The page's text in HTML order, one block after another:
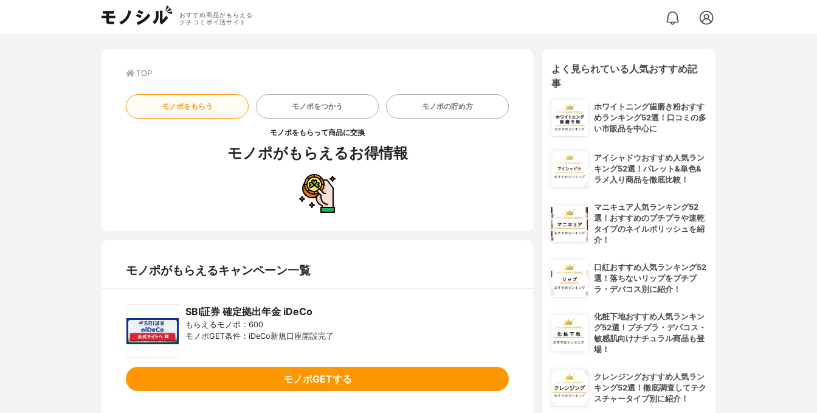
おすすめ商品がもらえる
クチコミポイ活サイト
TOP
モノポをもらう モノポをつかう モノポの貯め方
モノポをもらって商品に交換
モノポがもらえるお得情報
モノポがもらえるキャンペーン一覧
SBI証券 確定拠出年金 iDeCo
もらえるモノポ：600
モノポGET条件：iDeCo新規口座開設完了
モノポGETする
よく見られている人気おすすめ記
事
ホワイトニング歯磨き粉おすす
めランキング52選！口コミの多
い市販品を中心に
アイシャドウおすすめ人気ラン
キング52選！パレット&単色&
ラメ入り商品を徹底比較！
マニキュア人気ランキング52
選！おすすめのプチプラや速乾
タイプのネイルポリッシュを紹
介！
口紅おすすめ人気ランキング52
選！落ちないリップをプチプ
ラ・デパコス別に紹介！
化粧下地おすすめ人気ランキン
グ52選！プチプラ・デパコス・
敏感肌向けナチュラル商品も登
場！
クレンジングおすすめ人気ラン
キング52選！徹底調査してテク
スチャータイプ別に紹介！